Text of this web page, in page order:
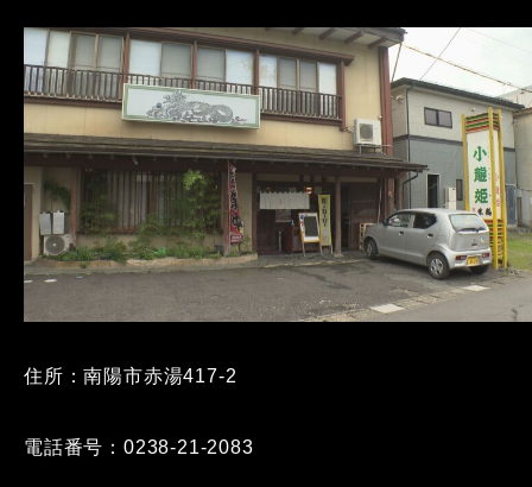
住所：南陽市赤湯417-2
電話番号：0238-21-2083